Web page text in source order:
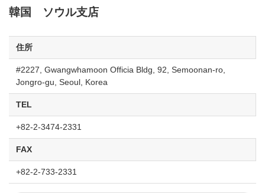
韓国 ソウル支店
住所
#2227, Gwangwhamoon Officia Bldg, 92, Semoonan-ro,
Jongro-gu, Seoul, Korea
TEL
+82-2-3474-2331
FAX
+82-2-733-2331